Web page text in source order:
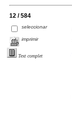
12 / 584
seleccionar
imprimir
Text complet